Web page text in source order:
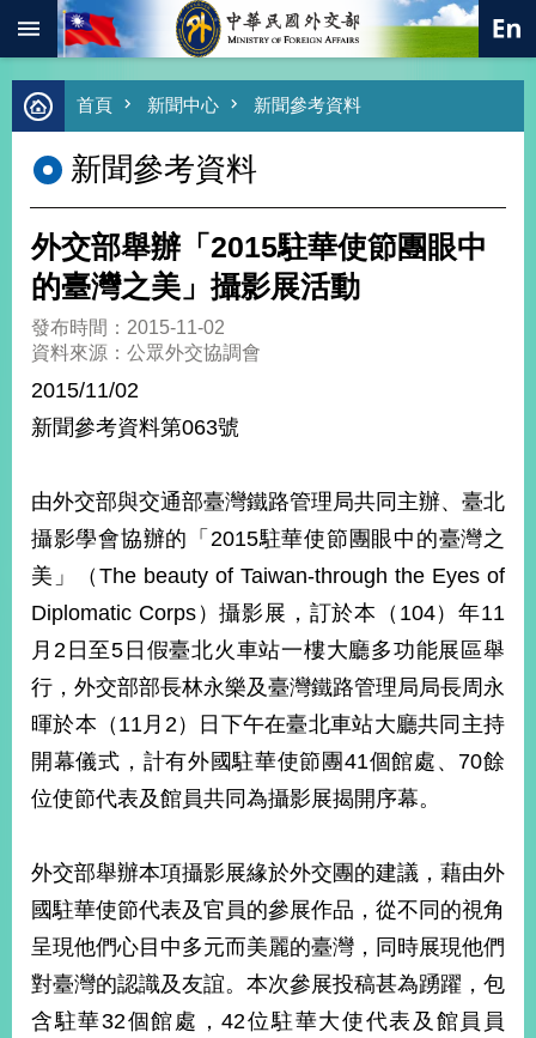
跳到主要內容區塊
進
階
尋
熱
總
合
外
價
外
交
經
濟
不
落
國
海
和
平
護
回
首
頁
網
站
導
關
於
首頁 新聞中心 新聞參考資料
新聞參考資料
外交部舉辦「2015駐華使節團眼中
的臺灣之美」攝影展活動
發布時間：2015-11-02
資料來源：公眾外交協調會
2015/11/02
新聞參考資料第063號
由外交部與交通部臺灣鐵路管理局共同主辦、臺北
攝影學會協辦的「2015駐華使節團眼中的臺灣之
美」（The beauty of Taiwan-through the Eyes of
Diplomatic Corps）攝影展，訂於本（104）年11
月2日至5日假臺北火車站一樓大廳多功能展區舉
行，外交部部長林永樂及臺灣鐵路管理局局長周永
暉於本（11月2）日下午在臺北車站大廳共同主持
開幕儀式，計有外國駐華使節團41個館處、70餘
位使節代表及館員共同為攝影展揭開序幕。
外交部舉辦本項攝影展緣於外交團的建議，藉由外
國駐華使節代表及官員的參展作品，從不同的視角
呈現他們心目中多元而美麗的臺灣，同時展現他們
對臺灣的認識及友誼。本次參展投稿甚為踴躍，包
含駐華32個館處，42位駐華大使代表及館員員